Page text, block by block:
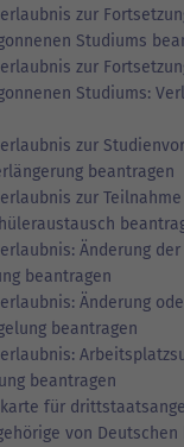
zur
Studiums
zur
Studiums:
zur
beantragen
zur
Änderung der
beantragen
Änderung
beantragen
beantragen
für
von Deutschen